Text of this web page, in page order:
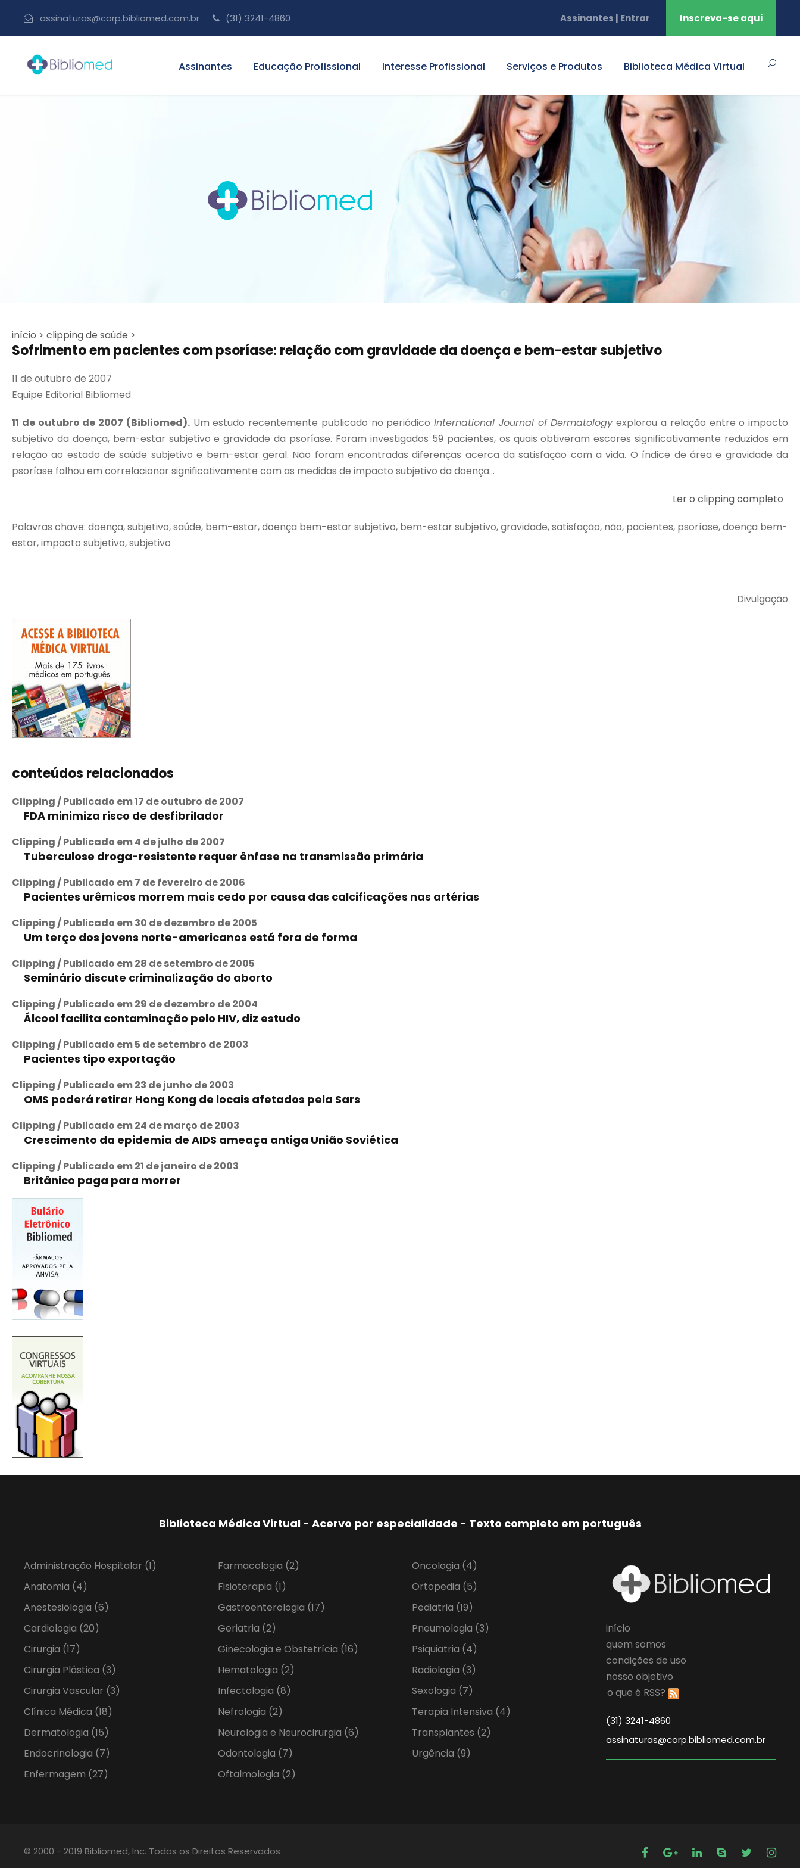
assinaturas@corp.bibliomed.com.br (31) 3241-4860 Assinantes | Entrar Inscreva-se aqui
Assinantes Educação Profissional Interesse Profissional Serviços e Produtos Biblioteca Médica Virtual
início > clipping de saúde >
Sofrimento em pacientes com psoríase: relação com gravidade da doença e bem-estar subjetivo
11 de outubro de 2007
Equipe Editorial Bibliomed
11 de outubro de 2007 (Bibliomed).Um estudo recentemente publicado no periódicoInternational Journal of Dermatologyexplorou a relação entre o impacto
subjetivo da doença, bem-estar subjetivo e gravidade da psoríase. Foram investigados 59 pacientes, os quais obtiveram escores significativamente reduzidos em
relação ao estado de saúde subjetivo e bem-estar geral. Não foram encontradas diferenças acerca da satisfação com a vida. O índice de área e gravidade da
psoríase falhou em correlacionar significativamente com as medidas de impacto subjetivo da doença...
Ler o clipping completo
Palavras chave: doença, subjetivo, saúde, bem-estar, doença bem-estar subjetivo, bem-estar subjetivo, gravidade, satisfação, não, pacientes, psoríase, doença bem-
estar, impacto subjetivo, subjetivo
Divulgação
conteúdos relacionados
Clipping / Publicado em 17 de outubro de 2007
FDA minimiza risco de desfibrilador
Clipping / Publicado em 4 de julho de 2007
Tuberculose droga-resistente requer ênfase na transmissão primária
Clipping / Publicado em 7 de fevereiro de 2006
Pacientes urêmicos morrem mais cedo por causa das calcificações nas artérias
Clipping / Publicado em 30 de dezembro de 2005
Um terço dos jovens norte-americanos está fora de forma
Clipping / Publicado em 28 de setembro de 2005
Seminário discute criminalização do aborto
Clipping / Publicado em 29 de dezembro de 2004
Álcool facilita contaminação pelo HIV, diz estudo
Clipping / Publicado em 5 de setembro de 2003
Pacientes tipo exportação
Clipping / Publicado em 23 de junho de 2003
OMS poderá retirar Hong Kong de locais afetados pela Sars
Clipping / Publicado em 24 de março de 2003
Crescimento da epidemia de AIDS ameaça antiga União Soviética
Clipping / Publicado em 21 de janeiro de 2003
Britânico paga para morrer
Biblioteca Médica Virtual - Acervo por especialidade - Texto completo em português
Administração Hospitalar (1)
Anatomia (4)
Anestesiologia (6)
Cardiologia (20)
Cirurgia (17)
Cirurgia Plástica (3)
Cirurgia Vascular (3)
Clínica Médica (18)
Dermatologia (15)
Endocrinologia (7)
Enfermagem (27)
Farmacologia (2)
Fisioterapia (1)
Gastroenterologia (17)
Geriatria (2)
Ginecologia e Obstetrícia (16)
Hematologia (2)
Infectologia (8)
Nefrologia (2)
Neurologia e Neurocirurgia (6)
Odontologia (7)
Oftalmologia (2)
Oncologia (4)
Ortopedia (5)
Pediatria (19)
Pneumologia (3)
Psiquiatria (4)
Radiologia (3)
Sexologia (7)
Terapia Intensiva (4)
Transplantes (2)
Urgência (9)
início
quem somos
condições de uso
nosso objetivo
o que é RSS?
(31) 3241-4860
assinaturas@corp.bibliomed.com.br
© 2000 - 2019 Bibliomed, Inc. Todos os Direitos Reservados